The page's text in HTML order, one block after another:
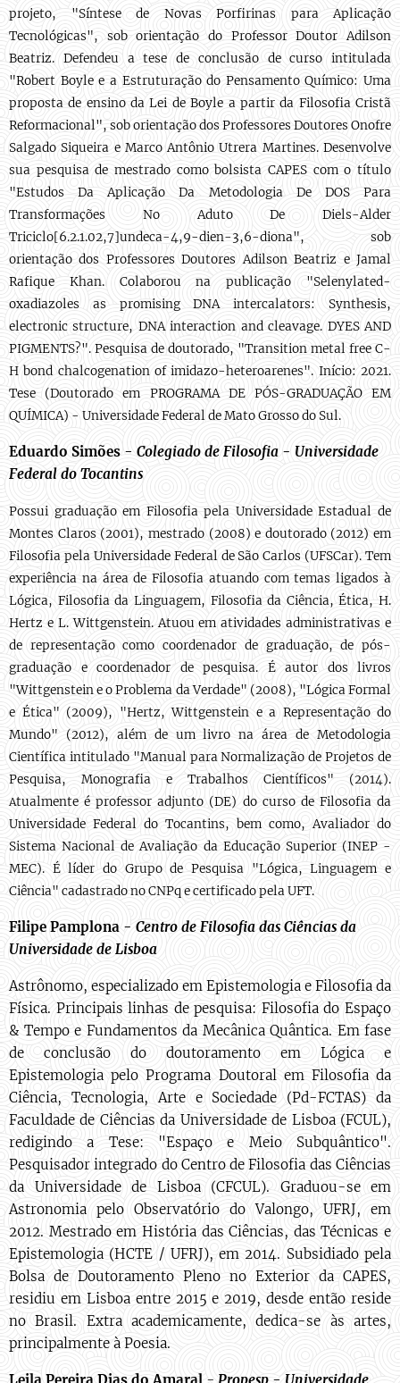
projeto, "Síntese de Novas Porfirinas para Aplicação
Tecnológicas", sob orientação do Professor Doutor Adilson
Beatriz. Defendeu a tese de conclusão de curso intitulada
"Robert Boyle e a Estruturação do Pensamento Químico: Uma
proposta de ensino da Lei de Boyle a partir da Filosofia Cristã
Reformacional", sob orientação dos Professores Doutores Onofre
Salgado Siqueira e Marco Antônio Utrera Martines. Desenvolve
sua pesquisa de mestrado como bolsista CAPES com o título
"Estudos Da Aplicação Da Metodologia De DOS Para
Transformações No Aduto De Diels-Alder
Triciclo[6.2.1.02,7]undeca-4,9-dien-3,6-diona", sob
orientação dos Professores Doutores Adilson Beatriz e Jamal
Rafique Khan. Colaborou na publicação "Selenylated-
oxadiazoles as promising DNA intercalators: Synthesis,
electronic structure, DNA interaction and cleavage. DYES AND
PIGMENTS?". Pesquisa de doutorado, "Transition metal free C-
H bond chalcogenation of imidazo-heteroarenes". Início: 2021.
Tese (Doutorado em PROGRAMA DE PÓS-GRADUAÇÃO EM
QUÍMICA) - Universidade Federal de Mato Grosso do Sul.
Eduardo Simões - Colegiado de Filosofia - Universidade
Federal do Tocantins
Possui graduação em Filosofia pela Universidade Estadual de
Montes Claros (2001), mestrado (2008) e doutorado (2012) em
Filosofia pela Universidade Federal de São Carlos (UFSCar). Tem
experiência na área de Filosofia atuando com temas ligados à
Lógica, Filosofia da Linguagem, Filosofia da Ciência, Ética, H.
Hertz e L. Wittgenstein. Atuou em atividades administrativas e
de representação como coordenador de graduação, de pós-
graduação e coordenador de pesquisa. É autor dos livros
"Wittgenstein e o Problema da Verdade" (2008), "Lógica Formal
e Ética" (2009), "Hertz, Wittgenstein e a Representação do
Mundo" (2012), além de um livro na área de Metodologia
Científica intitulado "Manual para Normalização de Projetos de
Pesquisa, Monografia e Trabalhos Científicos" (2014).
Atualmente é professor adjunto (DE) do curso de Filosofia da
Universidade Federal do Tocantins, bem como, Avaliador do
Sistema Nacional de Avaliação da Educação Superior (INEP -
MEC). É líder do Grupo de Pesquisa "Lógica, Linguagem e
Ciência" cadastrado no CNPq e certificado pela UFT.
Filipe Pamplona - Centro de Filosofia das Ciências da
Universidade de Lisboa
Astrônomo, especializado em Epistemologia e Filosofia da
Física. Principais linhas de pesquisa: Filosofia do Espaço
& Tempo e Fundamentos da Mecânica Quântica. Em fase
de conclusão do doutoramento em Lógica e
Epistemologia pelo Programa Doutoral em Filosofia da
Ciência, Tecnologia, Arte e Sociedade (Pd-FCTAS) da
Faculdade de Ciências da Universidade de Lisboa (FCUL),
redigindo a Tese: "Espaço e Meio Subquântico".
Pesquisador integrado do Centro de Filosofia das Ciências
da Universidade de Lisboa (CFCUL). Graduou-se em
Astronomia pelo Observatório do Valongo, UFRJ, em
2012. Mestrado em História das Ciências, das Técnicas e
Epistemologia (HCTE / UFRJ), em 2014. Subsidiado pela
Bolsa de Doutoramento Pleno no Exterior da CAPES,
residiu em Lisboa entre 2015 e 2019, desde então reside
no Brasil. Extra academicamente, dedica-se às artes,
principalmente à Poesia.